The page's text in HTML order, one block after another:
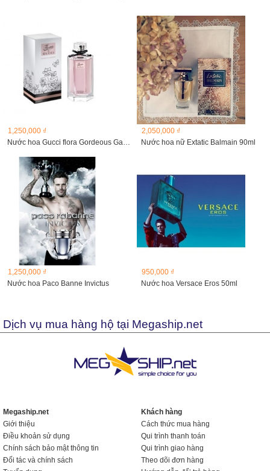
1,250,000 ₫
Nước hoa Gucci flora Gordeous Gadenia 100ml
2,050,000 ₫
Nước hoa nữ Extatic Balmain 90ml
1,250,000 ₫
Nước hoa Paco Banne Invictus
950,000 ₫
Nước hoa Versace Eros 50ml
Dịch vụ mua hàng hộ tại Megaship.net
Megaship.net
Giới thiệu
Điều khoản sử dụng
Chính sách bảo mật thông tin
Đối tác và chính sách
Khách hàng
Cách thức mua hàng
Qui trình thanh toán
Qui trình giao hàng
Theo dõi đơn hàng